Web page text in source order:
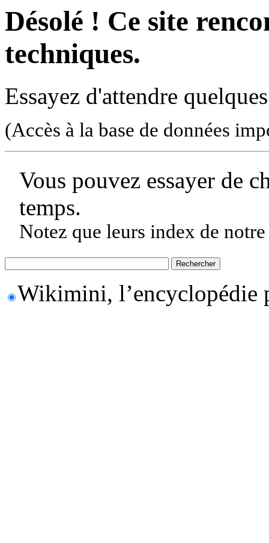
Désolé ! Ce site
techniques.
Essayez d'attendre
(Accès à la base de données
Vous pouvez essayer de
temps.
Notez que leurs index de
Wikimini, l’encyclopédie